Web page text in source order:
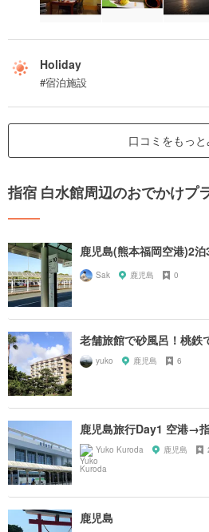
Holiday
#宿泊施設
口コミをもっと
指宿 白水館周辺のおでかけプ
鹿児島(熊本福岡空港)2
Sak 鹿児島 0
老舗旅館で砂風呂！桃鉄
yuko 鹿児島 6
鹿児島旅行Day1 空港→
Yuko Kuroda 鹿児島
鹿児島